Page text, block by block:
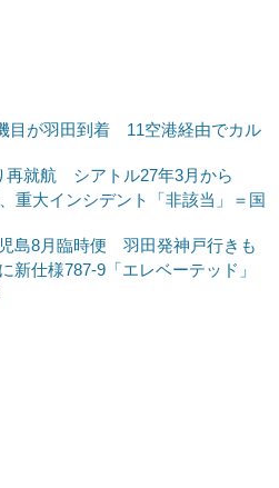
目が羽田到着 11空港経由でカル
再就航 シアトル27年3月から
重大インシデント「非該当」＝国
島8月臨時便 羽田発神戸行きも
新仕様787-9「エレベーテッド」